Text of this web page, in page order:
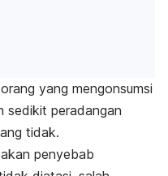
yang mengonsumsi
sedikit peradangan
tidak.
penyebab